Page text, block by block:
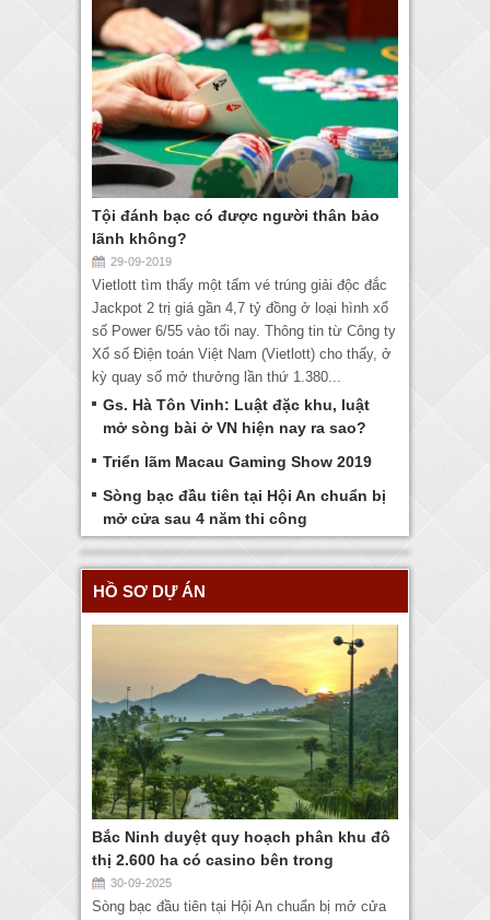
Tội đánh bạc có được người thân bảo
lãnh không?
29-09-2019
Vietlott tìm thấy một tấm vé trúng giải độc đắc
Jackpot 2 trị giá gần 4,7 tỷ đồng ở loại hình xổ
số Power 6/55 vào tối nay. Thông tin từ Công ty
Xổ số Điện toán Việt Nam (Vietlott) cho thấy, ở
kỳ quay số mở thưởng lần thứ 1.380...
Gs. Hà Tôn Vinh: Luật đặc khu, luật
mở sòng bài ở VN hiện nay ra sao?
Triển lãm Macau Gaming Show 2019
Sòng bạc đầu tiên tại Hội An chuẩn bị
mở cửa sau 4 năm thi công
HỒ SƠ DỰ ÁN
Bắc Ninh duyệt quy hoạch phân khu đô
thị 2.600 ha có casino bên trong
30-09-2025
Sòng bạc đầu tiên tại Hội An chuẩn bị mở cửa